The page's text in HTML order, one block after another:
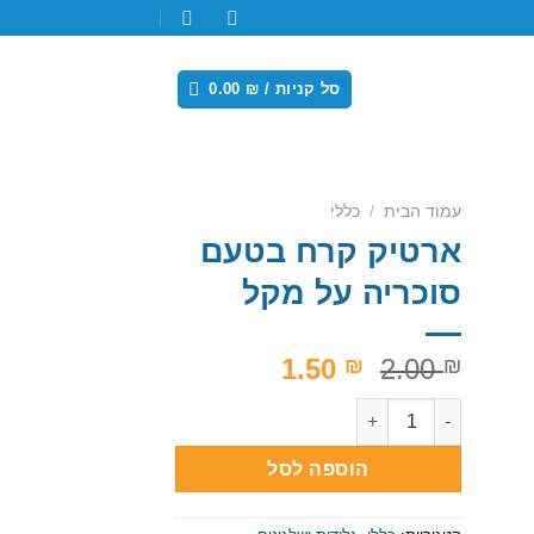
סל קניות / 0.00 ₪
עמוד הבית / כללי
ארטיק קרח בטעם
סוכריה על מקל
2.00₪
המחיר
המקורי
2.00 ₪.
1.50 ₪
1.50 ₪.
כמות של ארטיק קרח בטעם סוכריה על מקל
הוספה לסל